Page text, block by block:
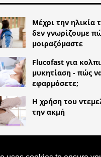
Μέχρι την ηλικία
δεν γνωρίζουμε
μοιραζόμαστε
Flucofast για
μυκητίαση - πώς
εφαρμόσετε;
Η χρήση του
την ακμή